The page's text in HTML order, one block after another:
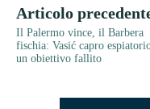
Articolo
Il Palermo vince, il Barbera
fischia: Vasić capro
un obiettivo fallito